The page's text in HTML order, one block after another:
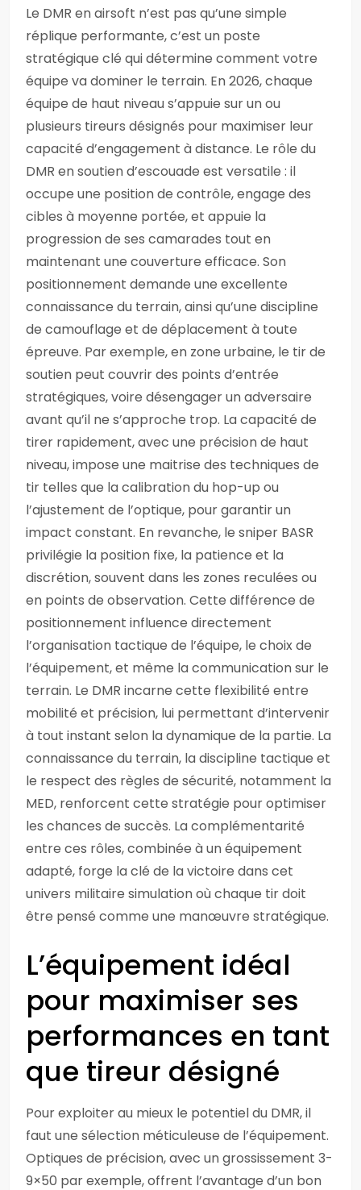
Le DMR en airsoft n’est pas qu’une simple
réplique performante, c’est un poste
stratégique clé qui détermine comment votre
équipe va dominer le terrain. En 2026, chaque
équipe de haut niveau s’appuie sur un ou
plusieurs tireurs désignés pour maximiser leur
capacité d’engagement à distance. Le rôle du
DMR en soutien d’escouade est versatile : il
occupe une position de contrôle, engage des
cibles à moyenne portée, et appuie la
progression de ses camarades tout en
maintenant une couverture efficace. Son
positionnement demande une excellente
connaissance du terrain, ainsi qu’une discipline
de camouflage et de déplacement à toute
épreuve. Par exemple, en zone urbaine, le tir de
soutien peut couvrir des points d’entrée
stratégiques, voire désengager un adversaire
avant qu’il ne s’approche trop. La capacité de
tirer rapidement, avec une précision de haut
niveau, impose une maitrise des techniques de
tir telles que la calibration du hop-up ou
l’ajustement de l’optique, pour garantir un
impact constant. En revanche, le sniper BASR
privilégie la position fixe, la patience et la
discrétion, souvent dans les zones reculées ou
en points de observation. Cette différence de
positionnement influence directement
l’organisation tactique de l’équipe, le choix de
l’équipement, et même la communication sur le
terrain. Le DMR incarne cette flexibilité entre
mobilité et précision, lui permettant d’intervenir
à tout instant selon la dynamique de la partie. La
connaissance du terrain, la discipline tactique et
le respect des règles de sécurité, notamment la
MED, renforcent cette stratégie pour optimiser
les chances de succès. La complémentarité
entre ces rôles, combinée à un équipement
adapté, forge la clé de la victoire dans cet
univers militaire simulation où chaque tir doit
être pensé comme une manœuvre stratégique.
L’équipement idéal
pour maximiser ses
performances en tant
que tireur désigné
Pour exploiter au mieux le potentiel du DMR, il
faut une sélection méticuleuse de l’équipement.
Optiques de précision, avec un grossissement 3-
9×50 par exemple, offrent l’avantage d’un bon